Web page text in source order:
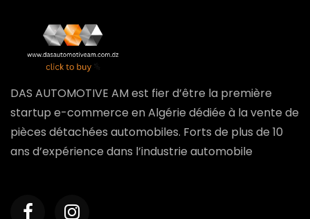
DAS AUTOMOTIVE AM est fier d’être la première
startup e-commerce en Algérie dédiée à la vente de
pièces détachées automobiles. Forts de plus de 10
ans d’expérience dans l’industrie automobile